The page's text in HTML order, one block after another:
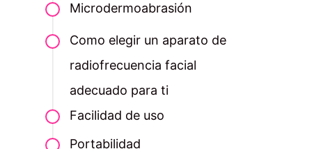
Microdermoabrasión
Como elegir un aparato de
radiofrecuencia facial
adecuado para ti
Facilidad de uso
Portabilidad